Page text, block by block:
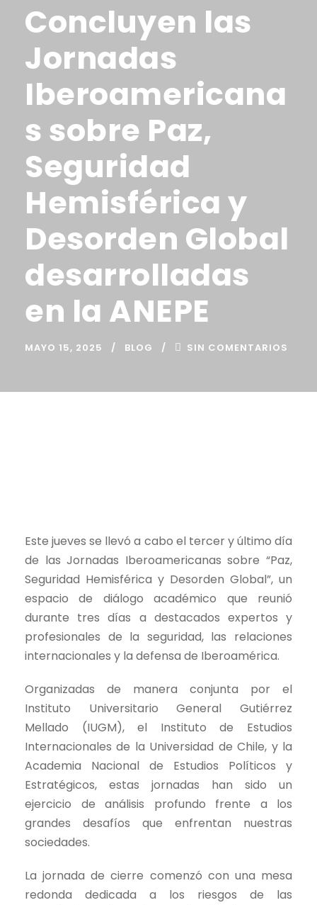
Concluyen las
Jornadas
Iberoamericana
s sobre Paz,
Seguridad
Hemisférica y
Desorden Global
desarrolladas
en la ANEPE
MAYO 15, 2025 BLOG SIN COMENTARIOS
Este jueves se llevó a cabo el tercer y último día
de las Jornadas Iberoamericanas sobre “Paz,
Seguridad Hemisférica y Desorden Global”, un
espacio de diálogo académico que reunió
durante tres días a destacados expertos y
profesionales de la seguridad, las relaciones
internacionales y la defensa de Iberoamérica.
Organizadas de manera conjunta por el
Instituto Universitario General Gutiérrez
Mellado (IUGM), el Instituto de Estudios
Internacionales de la Universidad de Chile, y la
Academia Nacional de Estudios Políticos y
Estratégicos, estas jornadas han sido un
ejercicio de análisis profundo frente a los
grandes desafíos que enfrentan nuestras
sociedades.
La jornada de cierre comenzó con una mesa
redonda dedicada a los riesgos de las